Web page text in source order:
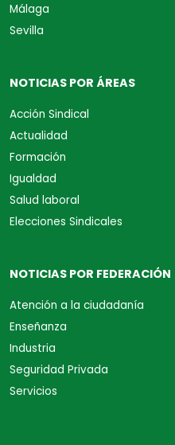
Málaga
Sevilla
NOTICIAS POR ÁREAS
Acción Sindical
Actualidad
Formación
Igualdad
Salud laboral
Elecciones Sindicales
NOTICIAS POR FEDERACIÓN
Atención a la ciudadanía
Enseñanza
Industria
Seguridad Privada
Servicios